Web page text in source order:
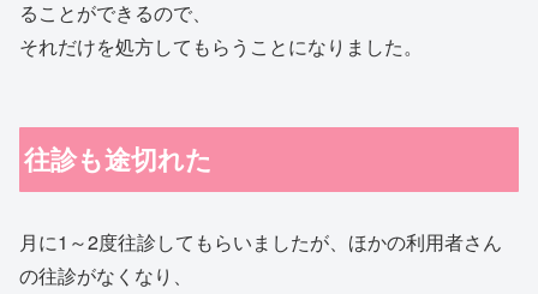
ることができるので、
それだけを処方してもらうことになりました。
往診も途切れた
月に1～2度往診してもらいましたが、ほかの利用者さん
の往診がなくなり、